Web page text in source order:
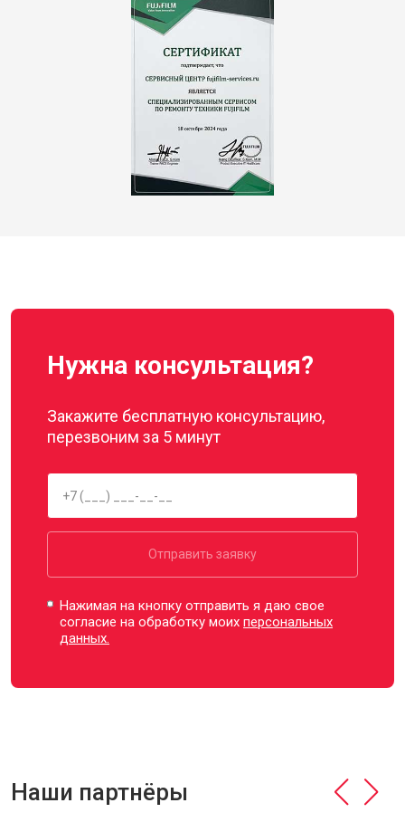
Нужна консультация?
Закажите бесплатную консультацию,
перезвоним за 5 минут
Отправить заявку
Нажимая на кнопку отправить я даю свое
согласие на обработку моихперсональных
данных.
Наши партнёры